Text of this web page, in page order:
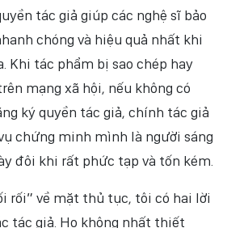
tác giả giúp các nghệ sĩ bảo
chóng và hiệu quả nhất khi
Khi tác phẩm bị sao chép hay
mạng xã hội, nếu không có
ký quyền tác giả, chính tác giả
chứng minh mình là người sáng
đôi khi rất phức tạp và tốn kém.
rối” về mặt thủ tục, tôi có hai lời
tác giả. Họ không nhất thiết